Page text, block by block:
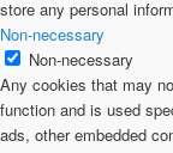
store any personal
Non-necessary
Non-necessary
Any cookies that may
function and is used
ads, other embedded